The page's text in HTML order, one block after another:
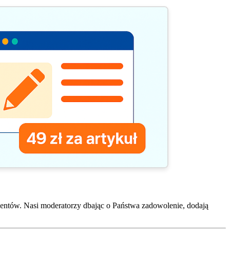
Nasi moderatorzy dbając o Państwa zadowolenie, dodają